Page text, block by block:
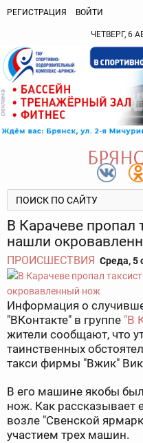
РЕГИСТРАЦИЯ ВОЙТИ
ЧЕТВЕРГ, 6
В Карачеве пропал
нашли
ПРОИСШЕСТВИЯ Среда, 5
Информация о
"ВКонтакте" в группе "В
жители сообщают, что
таинственных
такси фирмы "Вжик"
В его машине якобы
нож. Как рассказывает
возле "Свенской
участием трех машин.